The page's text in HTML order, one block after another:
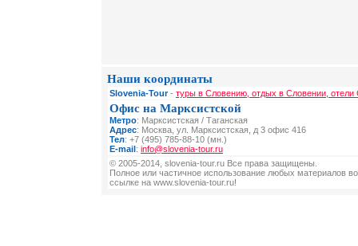
Наши координаты
Slovenia-Tour- туры в Словению, отдых в Словении,
Офис на Марксистской
Метро: Марксистская / Таганская
Адрес: Москва, ул. Марксистская, д 3 офис 416
Тел: +7 (495) 785-88-10 (мн.)
E-mail: info@slovenia-tour.ru
© 2005-2014, slovenia-tour.ru Все права защищены.
Полное или частичное использование любых материалов
ссылке на www.slovenia-tour.ru!